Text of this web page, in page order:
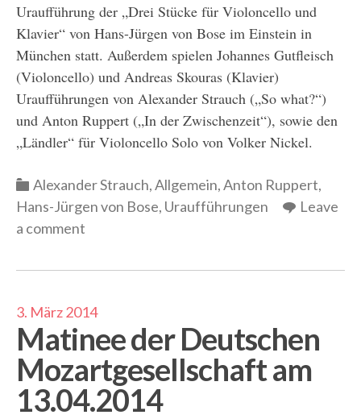
Uraufführung der „Drei Stücke für Violoncello und
Klavier“ von Hans-Jürgen von Bose im Einstein in
München statt. Außerdem spielen Johannes Gutfleisch
(Violoncello) und Andreas Skouras (Klavier)
Uraufführungen von Alexander Strauch („So what?“)
und Anton Ruppert („In der Zwischenzeit“), sowie den
„Ländler“ für Violoncello Solo von Volker Nickel.
Categories
Alexander Strauch,Allgemein,Anton Ruppert,
Hans-Jürgen von Bose, Uraufführungen
Leave
a comment
3. März 2014
Matinee der Deutschen
Mozartgesellschaft am
13.04.2014